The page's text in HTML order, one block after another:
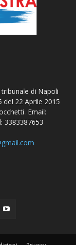
di Napoli
del 22 Aprile 2015
Email:
3383387653